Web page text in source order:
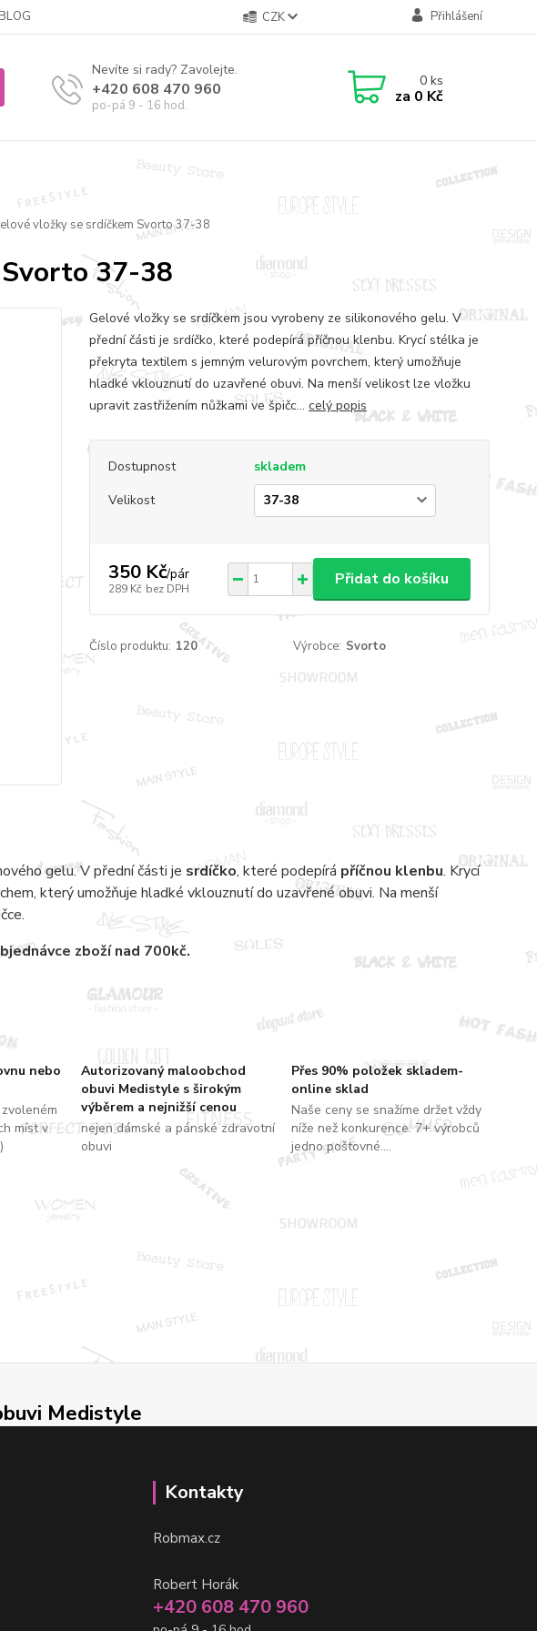
BLOG CZK Přihlášení
Nevíte si rady? Zavolejte.
+420 608 470 960
po-pá 9 - 16 hod.
0ks
za 0 Kč
vložky se srdíčkem Svorto 37-38
37-38
Gelové vložky se srdíčkem jsou vyrobeny ze silikonového gelu. V
přední části je srdíčko, které podepírá příčnou klenbu. Krycí stélka je
překryta textilem s jemným velurovým povrchem, který umožňuje
hladké vklouznutí do uzavřené obuvi. Na menší velikost lze vložku
upravit zastřižením nůžkami ve špičc... celý popis
Dostupnost
skladem
Velikost
350 Kč/pár
289 Kč bez DPH
Přidat do košíku
Číslo produktu: 120 Výrobce: Svorto
nebo
míst v
Autorizovaný maloobchod
obuvi Medistyle s širokým
výběrem a nejnižší cenou
nejen dámské a pánské zdravotní
obuvi
Přes 90% položek skladem-
online sklad
Naše ceny se snažíme držet vždy
níže než konkurence. 7+ výrobců
jedno poštovné....
gelu. V přední části je srdíčko, které podepírá příčnou klenbu. Krycí
který umožňuje hladké vklouznutí do uzavřené obuvi. Na menší
zboží nad 700kč.
Medistyle
Kontakty
Robmax.cz
Robert Horák
+420 608 470 960